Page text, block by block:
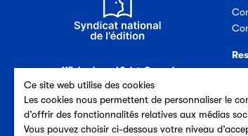
Ce site web utilise des cookies
Les cookies nous permettent de personnaliser le
d’offrir des fonctionnalités relatives aux médias
Vous pouvez choisir ci-dessous votre niveau
115, boulevard Saint-Germain
75006 Paris (France)